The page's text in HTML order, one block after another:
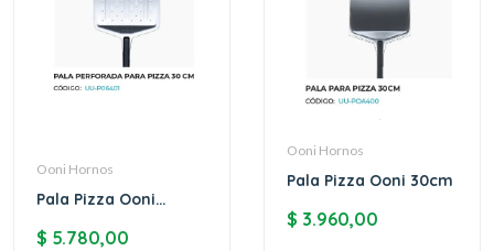
Ooni Hornos
Pala Pizza Ooni
$ 5.780,00
Ooni Hornos
Pala Pizza Ooni 30cm
$ 3.960,00